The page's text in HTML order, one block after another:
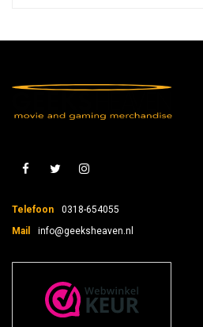
Telefoon
0318-654055
Mail
info@geeksheaven.nl